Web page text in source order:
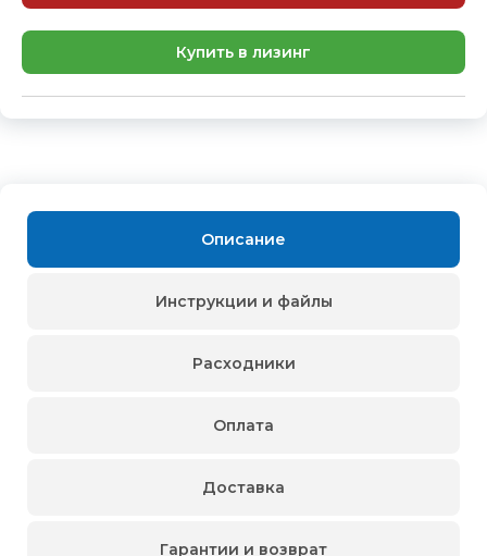
Купить в лизинг
Описание
Инструкции и файлы
Расходники
Оплата
Доставка
Гарантии и возврат